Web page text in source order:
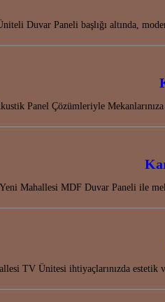
Duvar Paneli başlığı altında,
Panel Çözümleriyle
Mahallesi MDF Duvar Paneli ile
TV Ünitesi ihtiyaçlarınızda